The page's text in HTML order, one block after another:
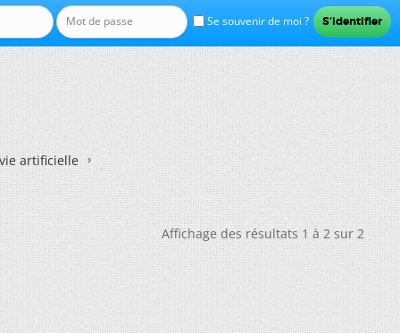
Se souvenir de moi ?
artificielle
Affichage des résultats 1 à 2 sur 2